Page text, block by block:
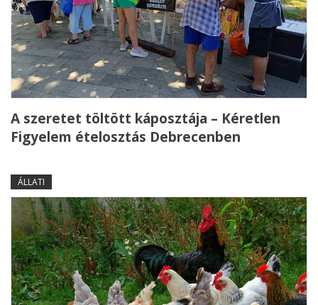
A szeretet töltött káposztája – Kéretlen
Figyelem ételosztás Debrecenben
ÁLLATI